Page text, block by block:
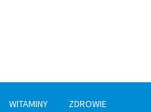
WITAMINY ZDROWIE